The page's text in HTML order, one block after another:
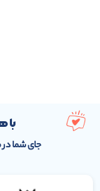
با
جای شما در